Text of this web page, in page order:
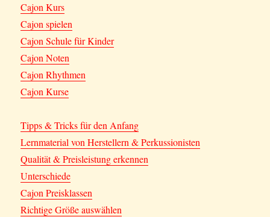
Cajon Kurs
Cajon spielen
Cajon Schule für Kinder
Cajon Noten
Cajon Rhythmen
Cajon Kurse
Tipps & Tricks für den Anfang
Lernmaterial von Herstellern & Perkussionisten
Qualität & Preisleistung erkennen
Unterschiede
Cajon Preisklassen
Richtige Größe auswählen